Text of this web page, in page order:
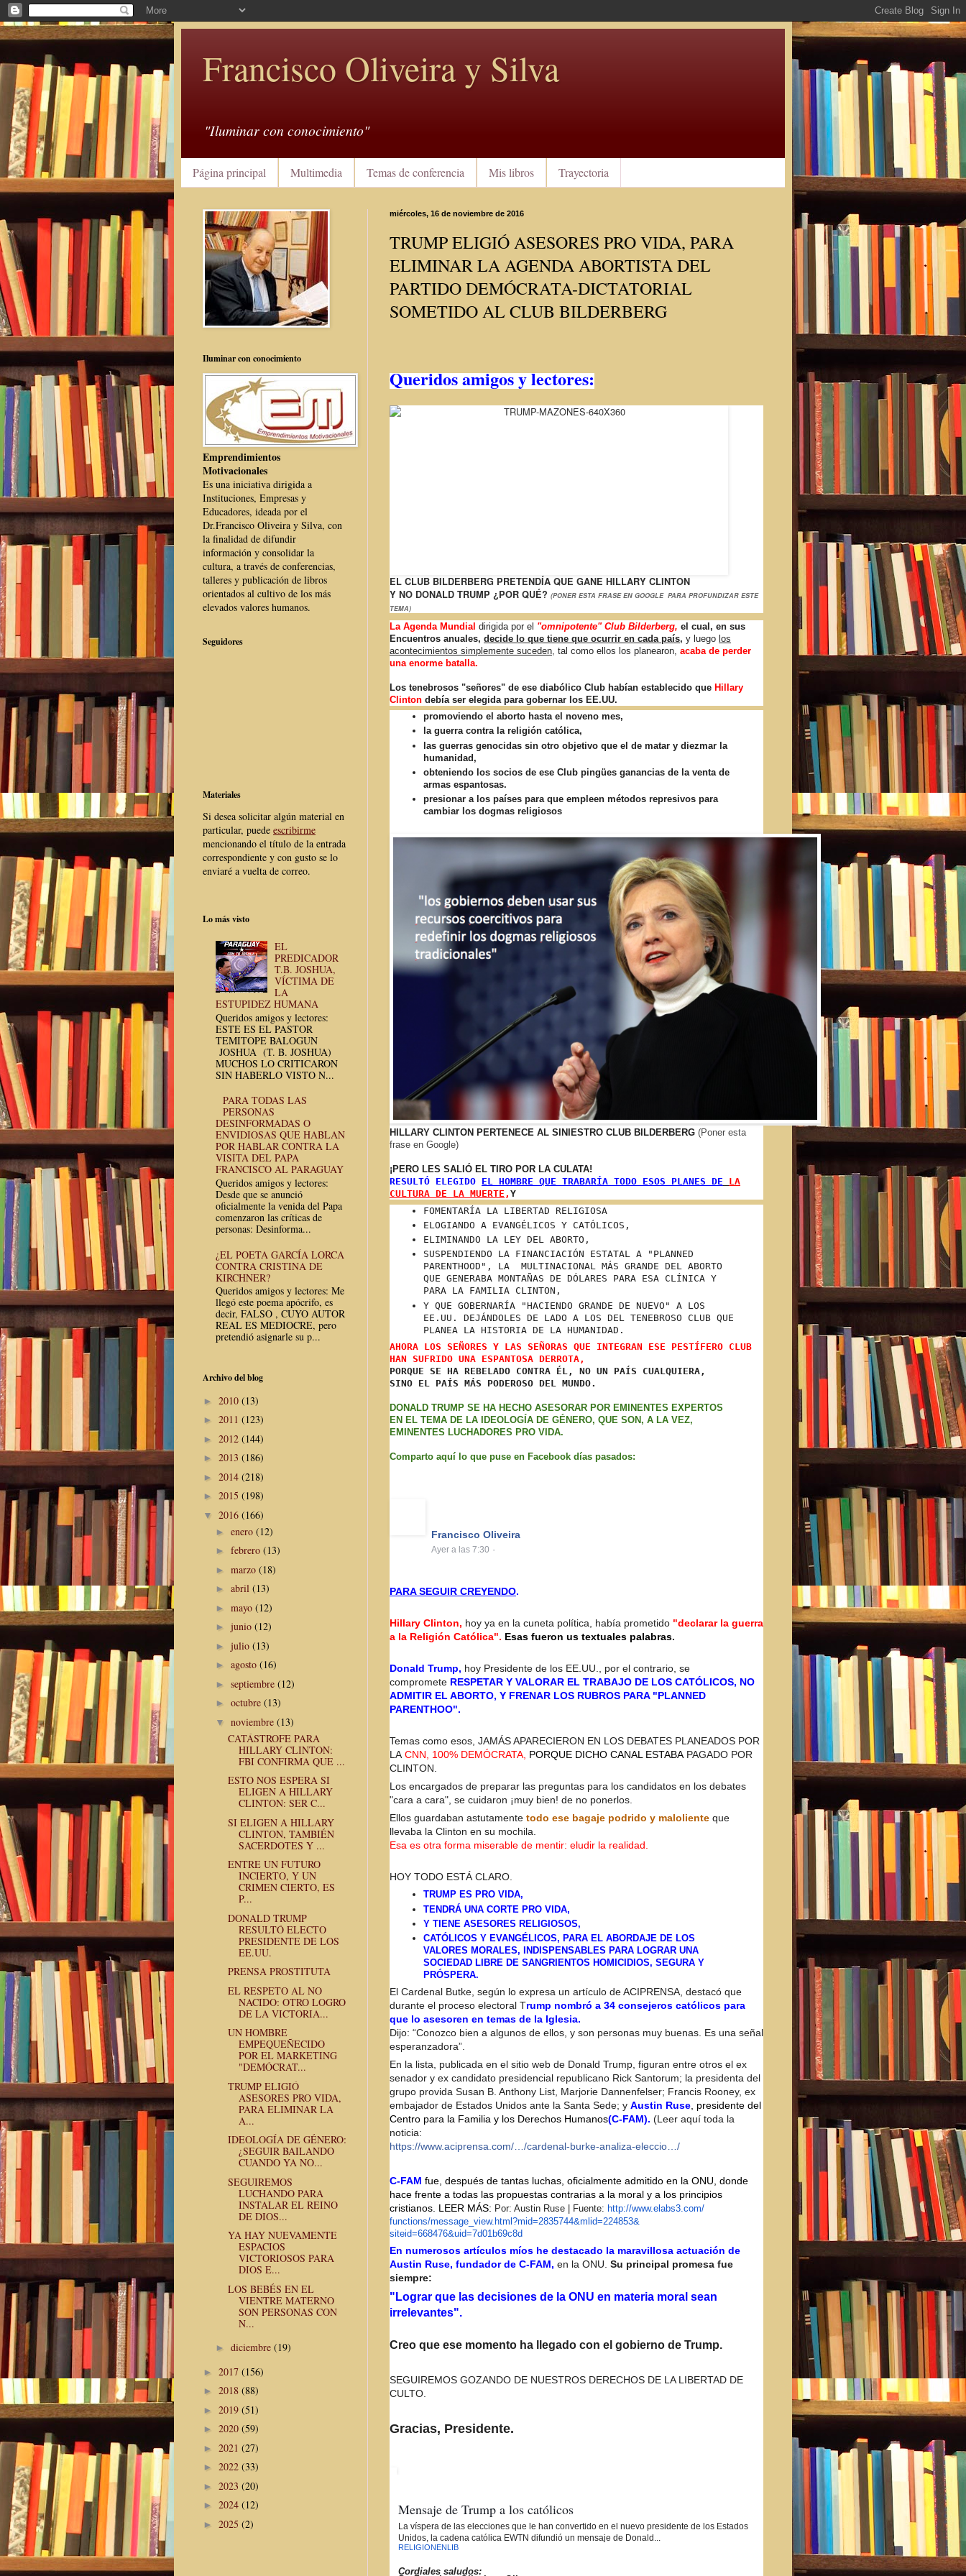
Francisco Oliveira y Silva
"Iluminar con conocimiento"
Página principal Multimedia Temas de conferencia Mis libros Trayectoria
miércoles, 16 de noviembre de 2016
TRUMP ELIGIÓ ASESORES PRO VIDA, PARA
ELIMINAR LA AGENDA ABORTISTA DEL
PARTIDO DEMÓCRATA-DICTATORIAL
SOMETIDO AL CLUB BILDERBERG
Queridos amigos y lectores:
EL CLUB BILDERBERG PRETENDÍA QUE GANE HILLARY CLINTON
Y NO DONALD TRUMP ¿POR QUÉ? (PONER ESTA FRASE EN GOOGLE PARA PROFUNDIZAR ESTE
TEMA)
La Agenda Mundial dirigida por el "omnipotente" Club Bilderberg, el cual, en sus
Encuentros anuales, decide lo que tiene que ocurrir en cada país, y luego los
acontecimientos simplemente suceden , tal como ellos los planearon, acaba de perder
una enorme batalla.
Los tenebrosos "señores" de ese diabólico Club habían establecido que Hillary
Clinton debía ser elegida para gobernar los EE.UU.
promoviendo el aborto hasta el noveno mes,
la guerra contra la religión católica,
las guerras genocidas sin otro objetivo que el de matar y diezmar la
humanidad,
obteniendo los socios de ese Club pingües ganancias de la venta de
armas espantosas.
presionar a los países para que empleen métodos represivos para
cambiar los dogmas religiosos
HILLARY CLINTON PERTENECE AL SINIESTRO CLUB BILDERBERG (Poner esta
frase en Google)
¡PERO LES SALIÓ EL TIRO POR LA CULATA!
RESULTÓ ELEGIDO EL HOMBRE QUE TRABARÍA TODO ESOS PLANES DE
LA
CULTURA DE LA MUERTE , Y
FOMENTARÍA LA LIBERTAD RELIGIOSA
ELOGIANDO A EVANGÉLICOS Y CATÓLICOS,
ELIMINANDO LA LEY DEL ABORTO,
SUSPENDIENDO LA FINANCIACIÓN ESTATAL A "PLANNED
PARENTHOOD", LA MULTINACIONAL MÁS GRANDE DEL ABORTO
QUE GENERABA MONTAÑAS DE DÓLARES PARA ESA CLÍNICA Y
PARA LA FAMILIA CLINTON,
Y QUE GOBERNARÍA "HACIENDO GRANDE DE NUEVO" A LOS
EE.UU. DEJÁNDOLES DE LADO A LOS DEL TENEBROSO CLUB QUE
PLANEA LA HISTORIA DE LA HUMANIDAD.
AHORA LOS SEÑORES Y LAS SEÑORAS QUE INTEGRAN ESE PESTÍFERO CLUB
HAN SUFRIDO UNA ESPANTOSA DERROTA,
PORQUE SE HA REBELADO CONTRA ÉL, NO UN PAÍS CUALQUIERA,
SINO EL PAÍS MÁS PODEROSO DEL MUNDO.
DONALD TRUMP SE HA HECHO ASESORAR POR EMINENTES EXPERTOS
EN EL TEMA DE LA IDEOLOGÍA DE GÉNERO, QUE SON, A LA VEZ,
EMINENTES LUCHADORES PRO VIDA.
Comparto aquí lo que puse en Facebook días pasados:
Francisco Oliveira
Ayer a las 7:30 ·
PARA SEGUIR CREYENDO.
Hillary Clinton, hoy ya en la cuneta política, había prometido "declarar la guerra
a la Religión Católica". Esas fueron us textuales palabras.
Donald Trump, hoy Presidente de los EE.UU., por el contrario, se
compromete RESPETAR Y VALORAR EL TRABAJO DE LOS CATÓLICOS, NO
ADMITIR EL ABORTO, Y FRENAR LOS RUBROS PARA "PLANNED
PARENTHOO".
Temas como esos, JAMÁS APARECIERON EN LOS DEBATES PLANEADOS POR
LA CNN, 100% DEMÓCRATA, PORQUE DICHO CANAL ESTABA PAGADO POR
CLINTON.
Los encargados de preparar las preguntas para los candidatos en los debates
"cara a cara", se cuidaron ¡muy bien! de no ponerlos.
Ellos guardaban astutamente todo ese bagaje podrido y maloliente que
llevaba la Clinton en su mochila.
Esa es otra forma miserable de mentir: eludir la realidad.
HOY TODO ESTÁ CLARO.
TRUMP ES PRO VIDA,
TENDRÁ UNA CORTE PRO VIDA,
Y TIENE ASESORES RELIGIOSOS,
CATÓLICOS Y EVANGÉLICOS, PARA EL ABORDAJE DE LOS
VALORES MORALES, INDISPENSABLES PARA LOGRAR UNA
SOCIEDAD LIBRE DE SANGRIENTOS HOMICIDIOS, SEGURA Y
PRÓSPERA.
El Cardenal Butke, según lo expresa un artículo de ACIPRENSA, destacó que
durante el proceso electoral Trump nombró a 34 consejeros católicos para
que lo asesoren en temas de la Iglesia.
Dijo: “Conozco bien a algunos de ellos, y son personas muy buenas. Es una señal
esperanzadora”.
En la lista, publicada en el sitio web de Donald Trump, figuran entre otros el ex
senador y ex candidato presidencial republicano Rick Santorum; la presidenta del
grupo provida Susan B. Anthony List, Marjorie Dannenfelser; Francis Rooney, ex
embajador de Estados Unidos ante la Santa Sede; y Austin Ruse, presidente del
Centro para la Familia y los Derechos Humanos(C-FAM). (Leer aquí toda la
noticia:
https://www.aciprensa.com/…/cardenal-burke-analiza-eleccio…/
C-FAM fue, después de tantas luchas, oficialmente admitido en la ONU, donde
hace frente a todas las propuestas contrarias a la moral y a los principios
cristianos. LEER MÁS: Por: Austin Ruse | Fuente: http://www.elabs3.com/
functions/message_view.html?mid=2835744&mlid=224853&
siteid=668476&uid=7d01b69c8d
En numerosos artículos míos he destacado la maravillosa actuación de
Austin Ruse, fundador de C-FAM, en la ONU. Su principal promesa fue
siempre:
"Lograr que las decisiones de la ONU en materia moral sean
irrelevantes".
Creo que ese momento ha llegado con el gobierno de Trump.
SEGUIREMOS GOZANDO DE NUESTROS DERECHOS DE LA LIBERTAD DE
CULTO.
Gracias, Presidente.
Mensaje de Trump a los católicos
La víspera de las elecciones que le han convertido en el nuevo presidente de los Estados
Unidos, la cadena católica EWTN difundió un mensaje de Donald...
RELIGIONENLIB
Cordiales saludos:
Iluminar con conocimiento
Emprendimientos
Motivacionales
Es una iniciativa dirigida a
Instituciones, Empresas y
Educadores, ideada por el
Dr.Francisco Oliveira y Silva, con
la finalidad de difundir
información y consolidar la
cultura, a través de conferencias,
talleres y publicación de libros
orientados al cultivo de los más
elevados valores humanos.
Seguidores
Materiales
Si desea solicitar algún material en
particular, puede escribirme
mencionando el título de la entrada
correspondiente y con gusto se lo
enviaré a vuelta de correo.
Lo más visto
EL
PREDICADOR
T.B. JOSHUA,
VÍCTIMA DE
LA
ESTUPIDEZ HUMANA
Queridos amigos y lectores:
ESTE ES EL PASTOR
TEMITOPE BALOGUN
JOSHUA (T. B. JOSHUA)
MUCHOS LO CRITICARON
SIN HABERLO VISTO N...
PARA TODAS LAS
PERSONAS
DESINFORMADAS O
ENVIDIOSAS QUE HABLAN
POR HABLAR CONTRA LA
VISITA DEL PAPA
FRANCISCO AL PARAGUAY
Queridos amigos y lectores:
Desde que se anunció
oficialmente la venida del Papa
comenzaron las críticas de
personas: Desinforma...
¿EL POETA GARCÍA LORCA
CONTRA CRISTINA DE
KIRCHNER?
Queridos amigos y lectores: Me
llegó este poema apócrifo, es
decir, FALSO , CUYO AUTOR
REAL ES MEDIOCRE, pero
pretendió asignarle su p...
Archivo del blog
► 2010 (13)
► 2011 (123)
► 2012 (144)
► 2013 (186)
► 2014 (218)
► 2015 (198)
▼ 2016 (166)
► enero (12)
► febrero (13)
► marzo (18)
► abril (13)
► mayo (12)
► junio (12)
► julio (13)
► agosto (16)
► septiembre (12)
► octubre (13)
▼ noviembre (13)
CATÁSTROFE PARA
HILLARY CLINTON:
FBI CONFIRMA QUE ...
ESTO NOS ESPERA SI
ELIGEN A HILLARY
CLINTON: SER C...
SI ELIGEN A HILLARY
CLINTON, TAMBIÉN
SACERDOTES Y ...
ENTRE UN FUTURO
INCIERTO, Y UN
CRIMEN CIERTO, ES
P...
DONALD TRUMP
RESULTÓ ELECTO
PRESIDENTE DE LOS
EE.UU.
PRENSA PROSTITUTA
EL RESPETO AL NO
NACIDO: OTRO LOGRO
DE LA VICTORIA...
UN HOMBRE
EMPEQUEÑECIDO
POR EL MARKETING
"DEMÓCRAT...
TRUMP ELIGIÓ
ASESORES PRO VIDA,
PARA ELIMINAR LA
A...
IDEOLOGÍA DE GÉNERO:
¿SEGUIR BAILANDO
CUANDO YA NO...
SEGUIREMOS
LUCHANDO PARA
INSTALAR EL REINO
DE DIOS...
YA HAY NUEVAMENTE
ESPACIOS
VICTORIOSOS PARA
DIOS E...
LOS BEBÉS EN EL
VIENTRE MATERNO
SON PERSONAS CON
N...
► diciembre (19)
► 2017 (156)
► 2018 (88)
► 2019 (51)
► 2020 (59)
► 2021 (27)
► 2022 (33)
► 2023 (20)
► 2024 (12)
► 2025 (2)